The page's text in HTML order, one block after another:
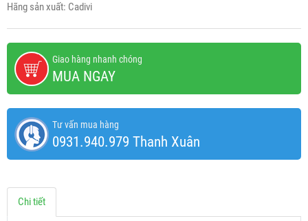
Hãng sản xuất: Cadivi
Giao hàng nhanh chóng
MUA NGAY
Tư vấn mua hàng
0931.940.979 Thanh Xuân
Chi tiết